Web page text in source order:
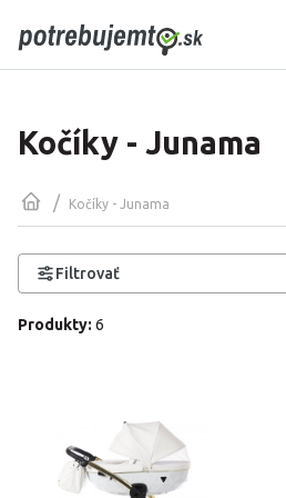
Kočíky - Junama
/ Kočíky - Junama
Filtrovať
Produkty: 6